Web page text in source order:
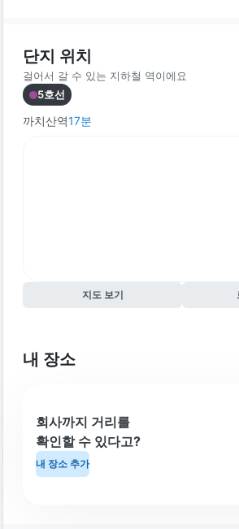
단지 위치
걸어서 갈 수 있는 지하철 역이에요
5호선
까치산역17분
지도 보기
내 장소
회사까지 거리를
확인할 수 있다고?
내 장소 추가